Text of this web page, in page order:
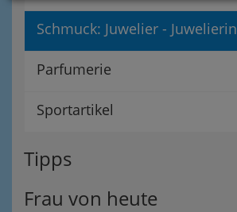
Schmuck: Juwelier - Juwelierin
Parfumerie
Sportartikel
Tipps
Frau von heute